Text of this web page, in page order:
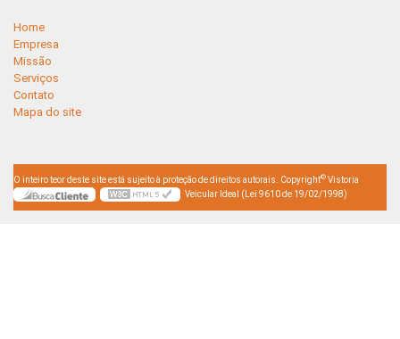
Home
Empresa
Missão
Serviços
Contato
Mapa do site
O inteiro teor deste site está sujeito à proteção de direitos autorais. Copyright© Vistoria
Veicular Ideal (Lei 9610 de 19/02/1998)